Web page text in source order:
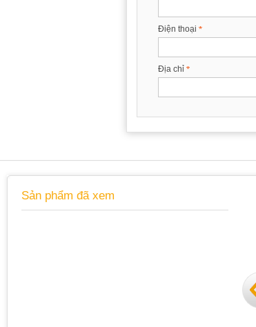
Điện thoại
Địa chỉ
Sản phẩm đã xem